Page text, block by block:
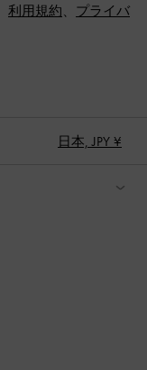
利用規約、 プライバ
日本, JPY ¥